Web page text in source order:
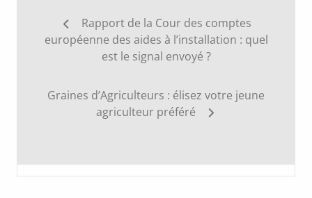
Navigation
de
Rapport de la Cour des comptes
européenne des aides à l’installation : quel
est le signal envoyé ?
Graines d’Agriculteurs : élisez votre jeune
agriculteur préféré